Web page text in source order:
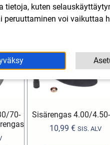
70-
Sisärengas 4.00/
10,99€ SIS. ALV
tietoja, kuten
peruuttaminen voi vaikuttaa